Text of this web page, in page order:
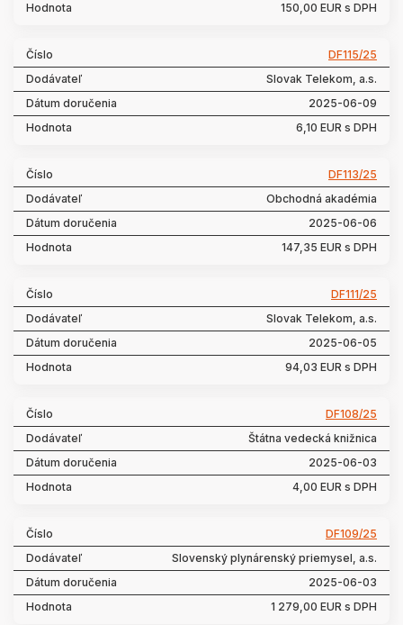
150,00 EUR s DPH
DF115/25
Slovak Telekom, a.s.
2025-06-09
6,10 EUR s DPH
DF113/25
Obchodná akadémia
2025-06-06
147,35 EUR s DPH
DF111/25
Slovak Telekom, a.s.
2025-06-05
94,03 EUR s DPH
DF108/25
Štátna vedecká knižnica
2025-06-03
4,00 EUR s DPH
DF109/25
Slovenský plynárenský priemysel, a.s.
2025-06-03
1 279,00 EUR s DPH